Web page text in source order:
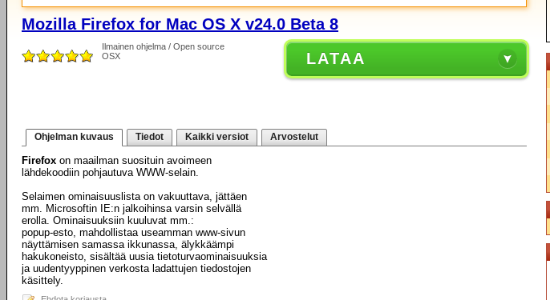
Mozilla Firefox for Mac OS X v24.0 Beta 8
Ilmainen ohjelma / Open source
OSX
LATAA
Ohjelman kuvaus Tiedot Kaikki versiot Arvostelut
Firefox on maailman suosituin avoimeen
lähdekoodiin pohjautuva WWW-selain.
Selaimen ominaisuuslista on vakuuttava, jättäen
mm. Microsoftin IE:n jalkoihinsa varsin selvällä
erolla. Ominaisuuksiin kuuluvat mm.:
popup-esto, mahdollistaa useamman www-sivun
näyttämisen samassa ikkunassa, älykkäämpi
hakukoneisto, sisältää uusia tietoturvaominaisuuksia
ja uudentyyppinen verkosta ladattujen tiedostojen
käsittely.